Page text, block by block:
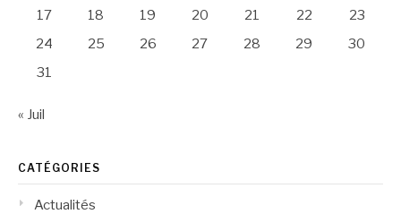
17
18 19 20 21 22
23
24
25 26 27 28 29
30
31
« Juil
CATÉGORIES
Actualités